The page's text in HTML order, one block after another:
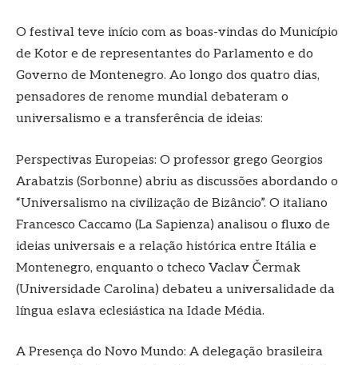
O festival teve início com as boas-vindas do Município
de Kotor e de representantes do Parlamento e do
Governo de Montenegro. Ao longo dos quatro dias,
pensadores de renome mundial debateram o
universalismo e a transferência de ideias:
Perspectivas Europeias: O professor grego Georgios
Arabatzis (Sorbonne) abriu as discussões abordando o
“Universalismo na civilização de Bizâncio”. O italiano
Francesco Caccamo (La Sapienza) analisou o fluxo de
ideias universais e a relação histórica entre Itália e
Montenegro, enquanto o tcheco Vaclav Čermak
(Universidade Carolina) debateu a universalidade da
língua eslava eclesiástica na Idade Média.
A Presença do Novo Mundo: A delegação brasileira